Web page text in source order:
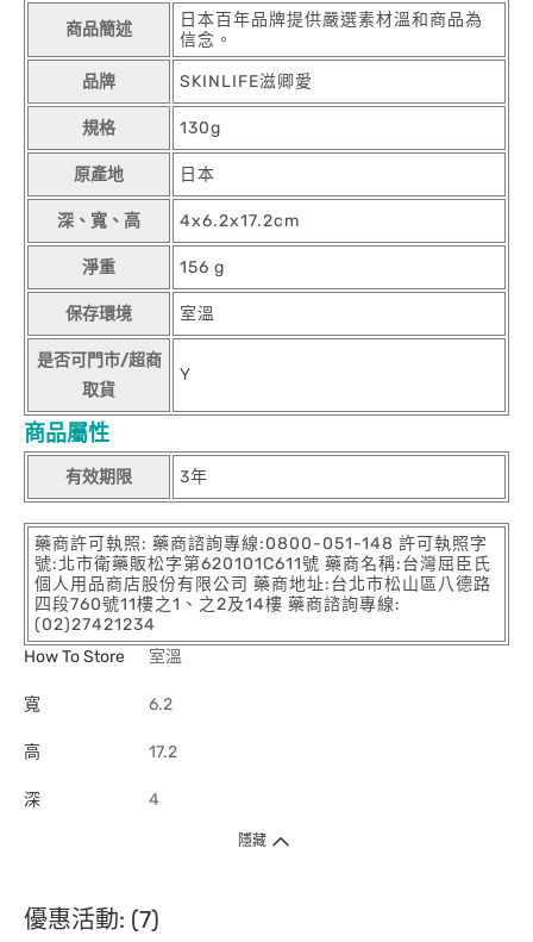
商品簡述
日本百年品牌提供嚴選素材溫和商品為
信念。
品牌 SKINLIFE滋卿愛
規格 130g
原產地 日本
深、寬、高 4x6.2x17.2cm
淨重 156 g
保存環境 室溫
是否可門市/超商
取貨
Y
商品屬性
有效期限 3年
藥商許可執照: 藥商諮詢專線:0800-051-148 許可執照字
號:北市衛藥販松字第620101C611號 藥商名稱:台灣屈臣氏
個人用品商店股份有限公司 藥商地址:台北市松山區八德路
四段760號11樓之1、之2及14樓 藥商諮詢專線:
(02)27421234
How To Store
室溫
寬 6.2
高 17.2
深 4
隱藏
優惠活動: (7)